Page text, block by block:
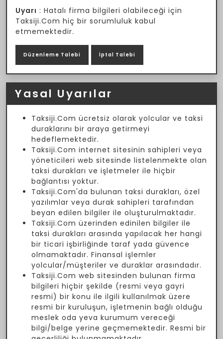
Uyarı : Hatalı firma bilgileri olabileceği için
Taksiji.Com hiç bir sorumluluk kabul
etmemektedir.
Düzenleme Talebi İptal Talebi
Yasal Uyarılar
Taksiji.Com ücretsiz olarak yolcular ve taksi
duraklarını bir araya getirmeyi
hedeflemektedir.
Taksiji.Com internet sitesinin sahipleri veya
yöneticileri web sitesinde listelenmekte olan
taksi durakları ve işletmeler ile hiçbir
bağlantısı yoktur.
Taksiji.Com'da bulunan taksi durakları, özel
yazılımlar veya durak sahipleri tarafından
beyan edilen bilgiler ile oluşturulmaktadır.
Taksiji.Com üzerinden edinilen bilgiler ile
taksi durakları arasında yapılacak her hangi
bir ticari işbirliğinde taraf yada güvence
olmamaktadır. Finansal işlemler
yolcular/müşteriler ve duraklar arasındadır.
Taksiji.Com web sitesinden bulunan firma
bilgileri hiçbir şekilde (resmi veya gayri
resmi) bir konu ile ilgili kullanılmak üzere
resmi bir kuruluşun, işletmenin bağlı olduğu
meslek oda yeva kurumum vereceği
bilgi/belge yerine geçmemektedir. Resmi bir